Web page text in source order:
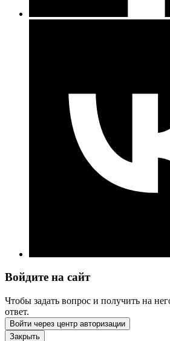
Войдите на сайт
Чтобы задать вопрос и получить на
ответ.
Войти через центр авторизации
Закрыть